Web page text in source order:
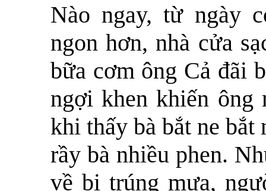
Nào ngay, từ ngày
ngon hơn, nhà cửa
bữa cơm ông Cả đãi
ngợi khen khiến
khi thấy bà bắt ne
rầy bà nhiều phen.
về bị trúng mưa,